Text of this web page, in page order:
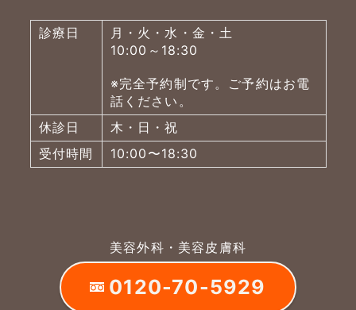
診療日
月・火・水・金・土
10:00～18:30
※完全予約制です。ご予約はお電
話ください。
休診日
木・日・祝
受付時間
10:00〜18:30
美容外科・美容皮膚科
0120-70-5929